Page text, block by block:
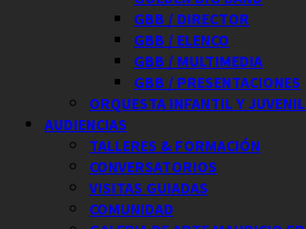
GBB / DIRECTOR
GBB / ELENCO
GBB / MULTIMEDIA
GBB / PRESENTACIONES
ORQUESTA INFANTIL Y
AUDIENCIAS
TALLERES & FORMACIÓN
CONVERSATORIOS
VISITAS GUIADAS
COMUNIDAD